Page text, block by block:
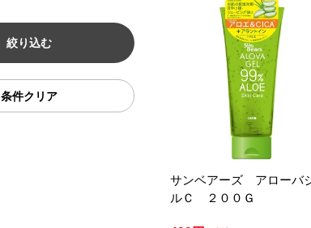
条件クリア
サンベアーズ アローバ
ルＣ ２００Ｇ